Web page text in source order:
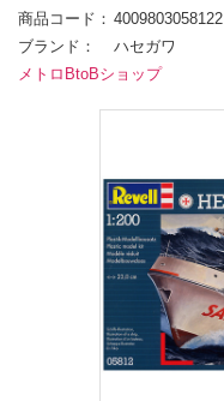
商品コード
4009803058122
ブランド
ハセガワ
メトロBtoBショップ